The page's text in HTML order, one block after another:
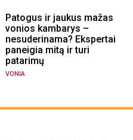
Patogus ir jaukus mažas
vonios kambarys –
nesuderinama? Ekspertai
paneigia mitą ir turi
patarimų
VONIA